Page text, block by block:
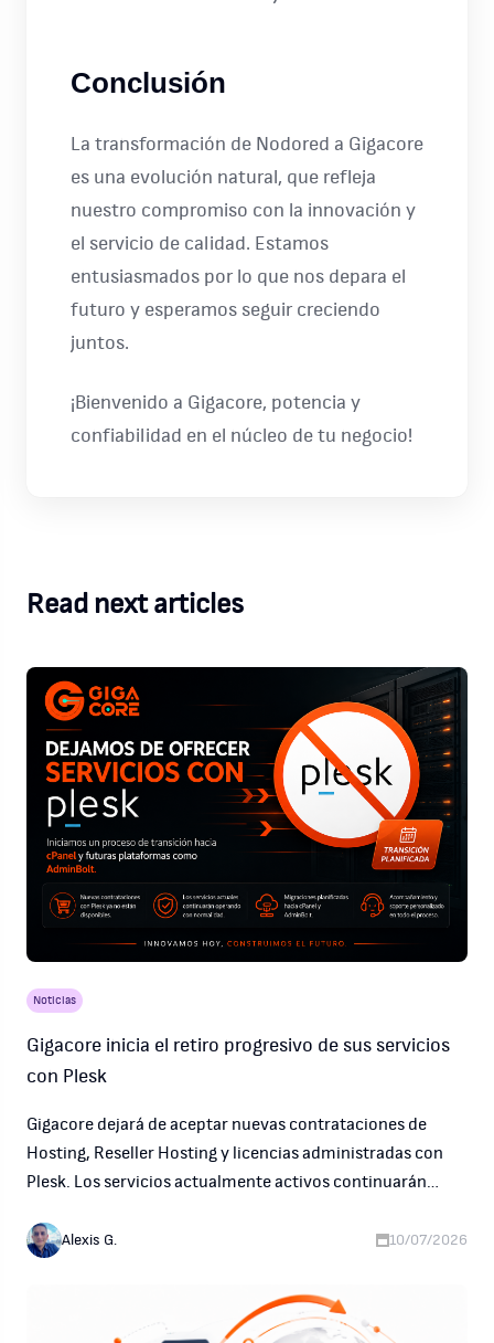
Conclusión
La transformación de Nodored a Gigacore
es una evolución natural, que refleja
nuestro compromiso con la innovación y
el servicio de calidad. Estamos
entusiasmados por lo que nos depara el
futuro y esperamos seguir creciendo
juntos.
¡Bienvenido a Gigacore, potencia y
confiabilidad en el núcleo de tu negocio!
Read next articles
Noticias
Gigacore inicia el retiro progresivo de sus servicios
con Plesk
Gigacore dejará de aceptar nuevas contrataciones de
Hosting, Reseller Hosting y licencias administradas con
Plesk. Los servicios actualmente activos continuarán
transición planificada hacia cPanel y futuras plataformas.
Alexis G. 10/07/2026